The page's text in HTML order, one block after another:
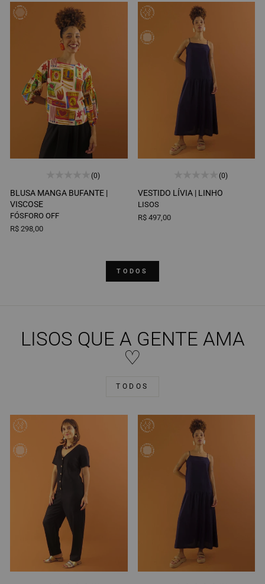
(0)
BLUSA MANGA BUFANTE |
VISCOSE
FÓSFORO OFF
R$ 298,00
(0)
VESTIDO LÍVIA | LINHO
LISOS
R$ 497,00
TODOS
LISOS QUE A GENTE AMA
♡
TODOS